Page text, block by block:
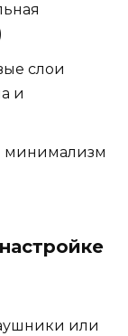
слои
и
минимализм
или